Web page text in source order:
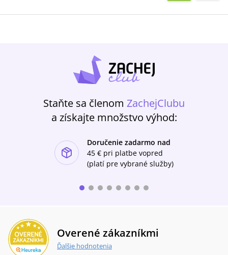
Staňte sa členom ZachejClubu
a získajte množstvo výhod:
Doručenie zadarmo nad
45 € pri platbe vopred
(platí pre vybrané služby)
Overené zákazníkmi
Ďalšie hodnotenia